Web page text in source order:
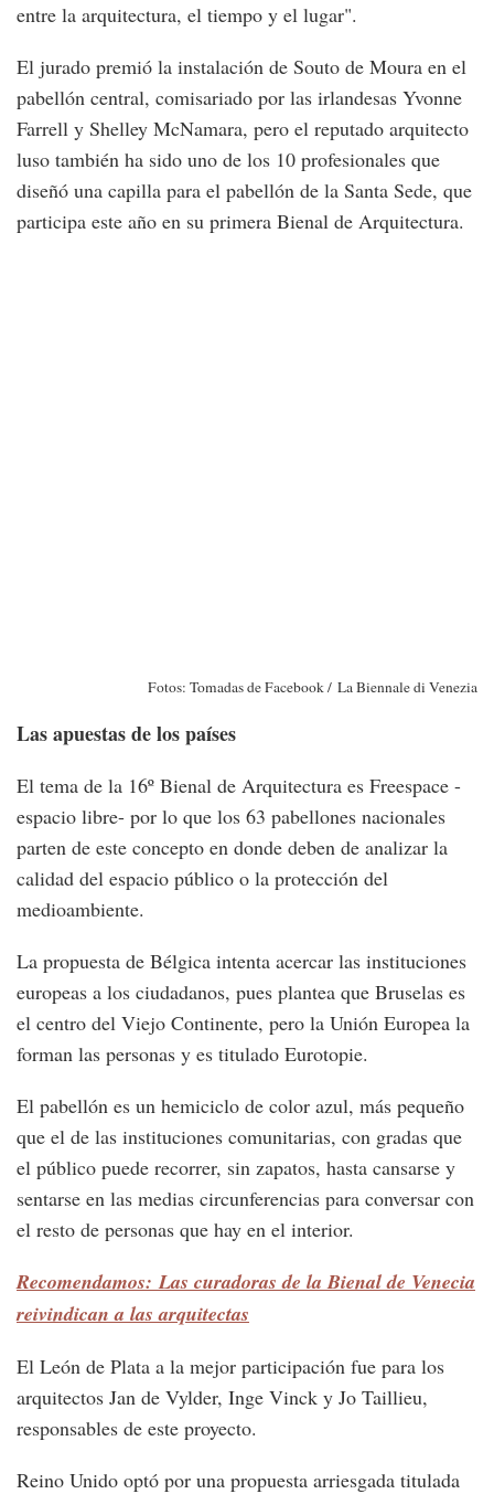
entre la arquitectura, el tiempo y el lugar".
El jurado premió la instalación de Souto de Moura en el
pabellón central, comisariado por las irlandesas Yvonne
Farrell y Shelley McNamara, pero el reputado arquitecto
luso también ha sido uno de los 10 profesionales que
diseñó una capilla para el pabellón de la Santa Sede, que
participa este año en su primera Bienal de Arquitectura.
Fotos: Tomadas de Facebook / La Biennale di Venezia
Las apuestas de los países
El tema de la 16º Bienal de Arquitectura es Freespace -
espacio libre- por lo que los 63 pabellones nacionales
parten de este concepto en donde deben de analizar la
calidad del espacio público o la protección del
medioambiente.
La propuesta de Bélgica intenta acercar las instituciones
europeas a los ciudadanos, pues plantea que Bruselas es
el centro del Viejo Continente, pero la Unión Europea la
forman las personas y es titulado Eurotopie.
El pabellón es un hemiciclo de color azul, más pequeño
que el de las instituciones comunitarias, con gradas que
el público puede recorrer, sin zapatos, hasta cansarse y
sentarse en las medias circunferencias para conversar con
el resto de personas que hay en el interior.
Recomendamos: Las curadoras de la Bienal de Venecia
reivindican a las arquitectas
El León de Plata a la mejor participación fue para los
arquitectos Jan de Vylder, Inge Vinck y Jo Taillieu,
responsables de este proyecto.
Reino Unido optó por una propuesta arriesgada titulada